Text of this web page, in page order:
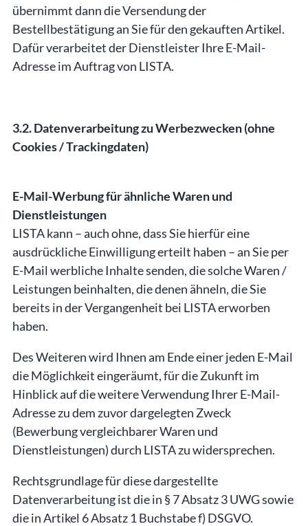
übernimmt dann die Versendung der
Bestellbestätigung an Sie für den gekauften Artikel.
Dafür verarbeitet der Dienstleister Ihre E-Mail-
Adresse im Auftrag von LISTA.
3.2. Datenverarbeitung zu Werbezwecken (ohne
Cookies / Trackingdaten)
E-Mail-Werbung für ähnliche Waren und
Dienstleistungen
LISTA kann – auch ohne, dass Sie hierfür eine
ausdrückliche Einwilligung erteilt haben – an Sie per
E-Mail werbliche Inhalte senden, die solche Waren /
Leistungen beinhalten, die denen ähneln, die Sie
bereits in der Vergangenheit bei LISTA erworben
haben.
Des Weiteren wird Ihnen am Ende einer jeden E-Mail
die Möglichkeit eingeräumt, für die Zukunft im
Hinblick auf die weitere Verwendung Ihrer E-Mail-
Adresse zu dem zuvor dargelegten Zweck
(Bewerbung vergleichbarer Waren und
Dienstleistungen) durch LISTA zu widersprechen.
Rechtsgrundlage für diese dargestellte
Datenverarbeitung ist die in § 7 Absatz 3 UWG sowie
die in Artikel 6 Absatz 1 Buchstabe f) DSGVO.